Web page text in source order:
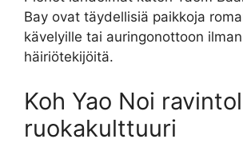
Bay ovat täydellisiä paikkoja
kävelyille tai auringonottoon ilman
häiriötekijöitä.
Koh Yao Noi
ruokakulttuuri